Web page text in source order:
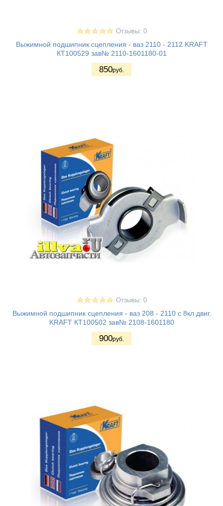
Отзывы: 0
Выжимной подшипник сцепления - ваз 2110 - 2112 KRAFT
КТ100529 зав№ 2110-1601180-01
850руб.
Отзывы: 0
Выжимной подшипник сцепления - ваз 208 - 2110 с 8кл двиг.
KRAFT КТ100502 зав№ 2108-1601180
900руб.